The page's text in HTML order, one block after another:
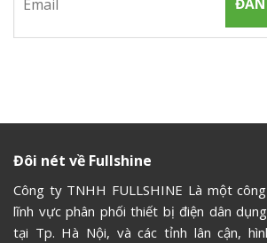
Đôi nét về Fullshine
Công ty TNHH FULLSHINE Là một
lĩnh vực phân phối thiết bị điện dân
tại Tp. Hà Nội, và các tỉnh lân cận,